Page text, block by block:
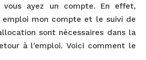
vous ayez un compte. En effet,
emploi mon compte et le suivi de
sont nécessaires dans la
à l’emploi. Voici comment le